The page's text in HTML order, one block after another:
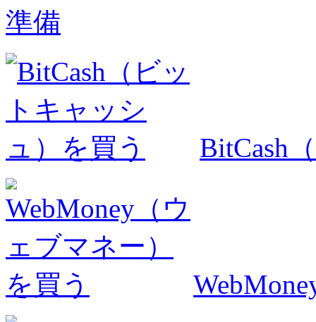
準備
BitCash